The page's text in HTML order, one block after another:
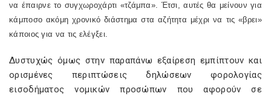
να έπαιρνε το συγχωροχάρτι «τζάμπα». Έτσι, αυτές θα μείνουν για
κάμποσο ακόμη χρονικό διάστημα στα αζήτητα μέχρι να τις «βρει»
κάποιος για να τις ελέγξει.
Δυστυχώς όμως στην παραπάνω εξαίρεση εμπίπτουν και
ορισμένες περιπτώσεις δηλώσεων φορολογίας
εισοδήματος νομικών προσώπων που αφορούν σε